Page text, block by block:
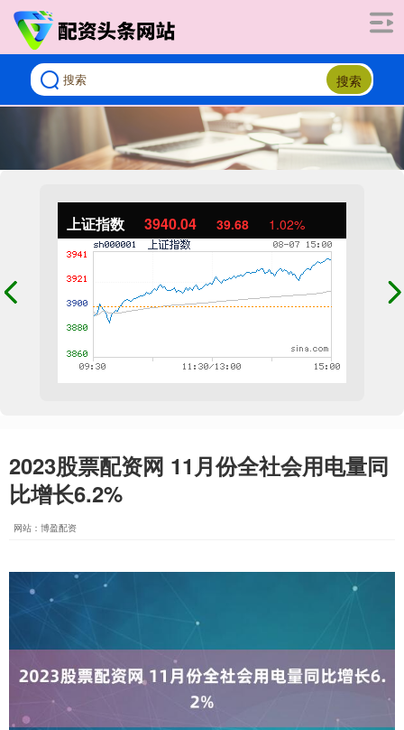
搜索
上证指数 3940.04 39.68 1.02%
2023股票配资网 11月份全社会用电量同
比增长6.2%
网站：博盈配资